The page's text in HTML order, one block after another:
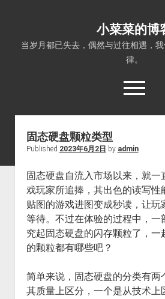
小菜菜的博
当岁月都已失去，偶然与过往相遇，
律。
open
menu
固态硬盘颗粒类型
Published 2023年6月2日 by admin
固态硬盘自流入市场以来，就一
戏玩家所追捧，其出色的读写性
贴图的游戏进图变成秒读，让玩
等待。不过在体验的过程中，一
究起固态硬盘的闪存颗粒了，一
的颗粒都有哪些吧？
简单来说，固态硬盘的分类有两
其质量上区分，一个是从技术上